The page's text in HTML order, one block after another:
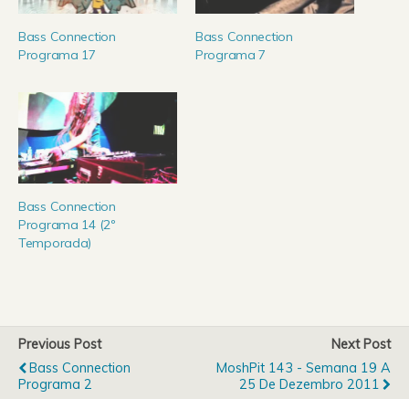
Bass Connection
Programa 17
Bass Connection
Programa 7
Bass Connection
Programa 14 (2º
Temporada)
Previous Post
Bass Connection
Programa 2
Next Post
MoshPit 143 - Semana 19 A
25 De Dezembro 2011